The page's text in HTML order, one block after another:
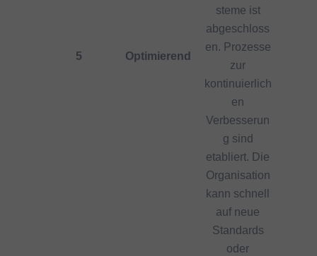
5 Optimierend
steme ist
abgeschloss
en. Prozesse
zur
kontinuierlich
en
Verbesserun
g sind
etabliert. Die
Organisation
kann schnell
auf neue
Standards
oder